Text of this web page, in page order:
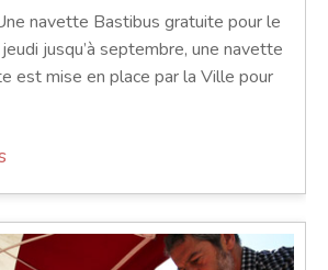
navette Bastibus gratuite pour le
jusqu’à septembre, une navette
est mise en place par la Ville pour